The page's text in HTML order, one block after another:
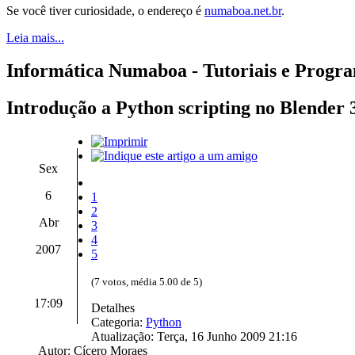
Se você tiver curiosidade, o endereço é numaboa.net.br.
Leia mais...
Informática Numaboa - Tutoriais e
Introdução a Python scripting no Blender
Sex
6
Abr
2007
17:09
1
2
3
4
5
(7 votos, média 5.00 de 5)
Detalhes
Categoria: Python
Atualização: Terça, 16 Junho 2009 21:16
Autor: Cícero Moraes